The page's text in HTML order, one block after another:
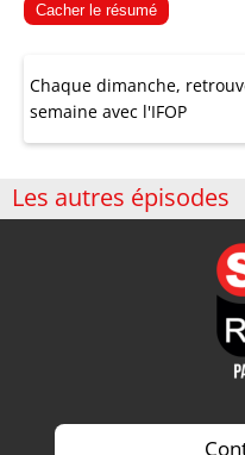
Cacher le résumé
Chaque dimanche,
semaine avec l'IFOP
Les autres épisodes